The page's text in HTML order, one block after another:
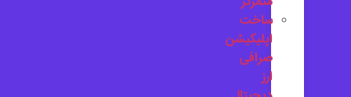
ساخت
اپلیکیشن
صرافی
ارز